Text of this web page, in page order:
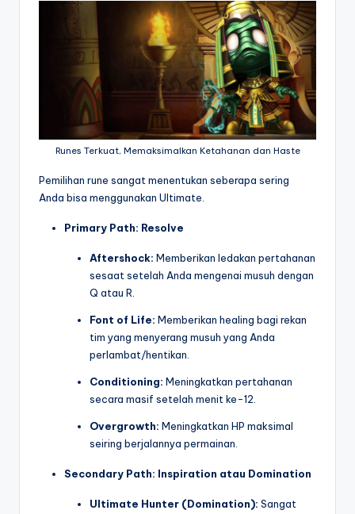
Runes Terkuat, Memaksimalkan Ketahanan dan Haste
Pemilihan rune sangat menentukan seberapa sering
Anda bisa menggunakan Ultimate.
Primary Path: Resolve
Aftershock: Memberikan ledakan pertahanan
sesaat setelah Anda mengenai musuh dengan
Q atau R.
Font of Life: Memberikan healing bagi rekan
tim yang menyerang musuh yang Anda
perlambat/hentikan.
Conditioning: Meningkatkan pertahanan
secara masif setelah menit ke-12.
Overgrowth: Meningkatkan HP maksimal
seiring berjalannya permainan.
Secondary Path: Inspiration atau Domination
Ultimate Hunter (Domination): Sangat